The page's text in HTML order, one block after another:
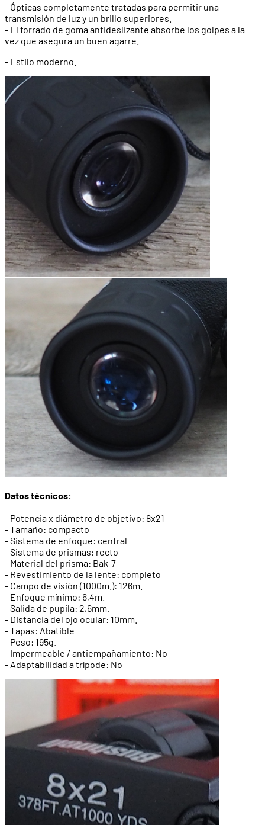
- Ópticas completamente tratadas para permitir una
transmisión de luz y un brillo superiores.
- El forrado de goma antideslizante absorbe los golpes a la
vez que asegura un buen agarre.
- Estilo moderno.
Datos técnicos:
- Potencia x diámetro de objetivo: 8x21
- Tamaño: compacto
- Sistema de enfoque: central
- Sistema de prismas: recto
- Material del prisma: Bak-7
- Revestimiento de la lente: completo
- Campo de visión (1000m.): 126m.
- Enfoque mínimo: 6,4m.
- Salida de pupila: 2,6mm.
- Distancia del ojo ocular: 10mm.
- Tapas: Abatible
- Peso: 195g.
- Impermeable / antiempañamiento: No
- Adaptabilidad a trípode: No